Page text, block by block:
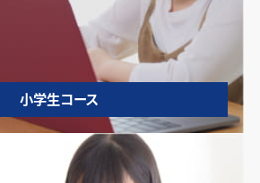
小学生コース